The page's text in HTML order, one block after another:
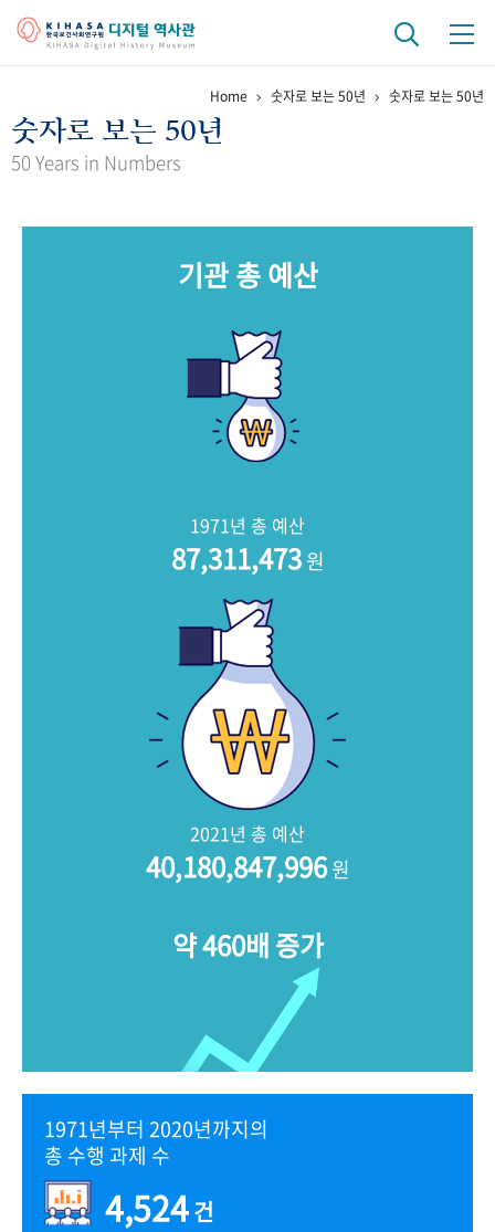
걸어온 길 기관 변천사 역대 기관장
키워드로 보는 연구 역사
문서 기록물 행정박물
Home 숫자로 보는 50년 숫자로 보는 50년
숫자로 보는 50년
50 Years in Numbers
기관 총 예산
1971년 총 예산
87,311,473원
2021년 총 예산
40,180,847,996원
약 460배 증가
1971년부터 2020년까지의
총 수행 과제 수
4,524건